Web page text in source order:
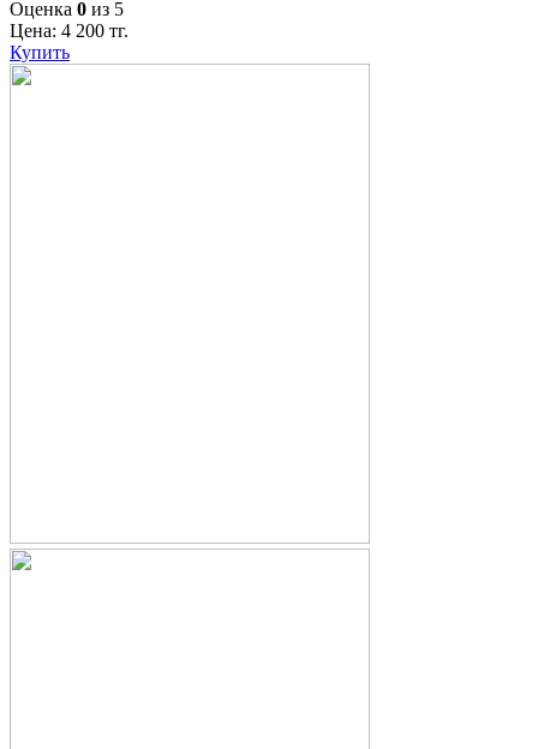
Оценка 0 из 5
Цена: 4 200 тг.
Купить